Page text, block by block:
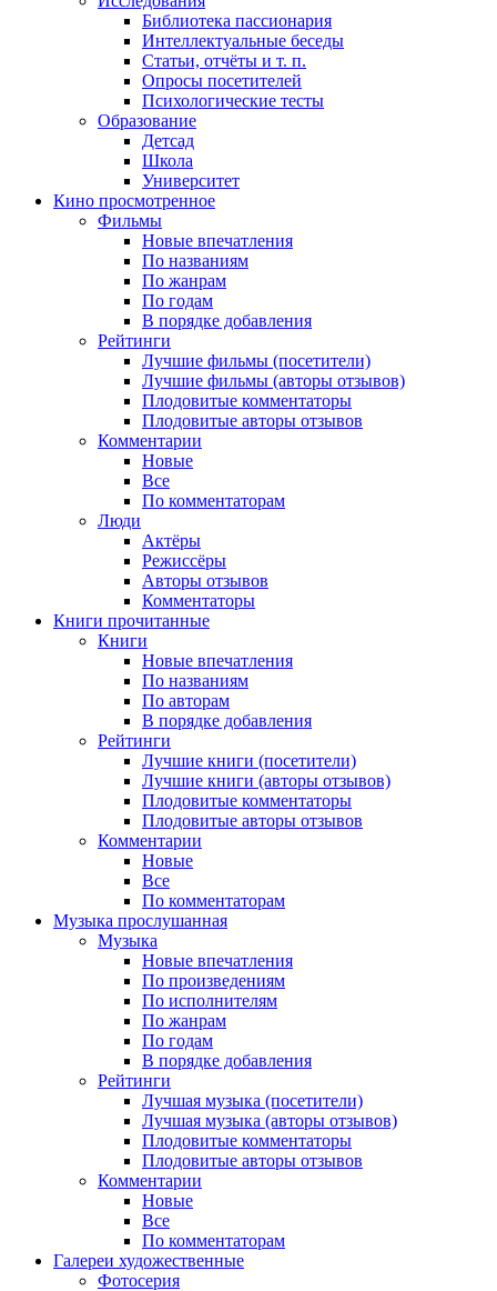
Библиотека пассионария
Интеллектуальные беседы
Статьи, отчёты и т. п.
Опросы посетителей
Психологические тесты
Образование
Детсад
Школа
Университет
Кино просмотренное
Фильмы
Новые впечатления
По названиям
По жанрам
По годам
В порядке добавления
Рейтинги
Лучшие фильмы (посетители)
Лучшие фильмы (авторы отзывов)
Плодовитые комментаторы
Плодовитые авторы отзывов
Комментарии
Новые
Все
По комментаторам
Люди
Актёры
Режиссёры
Авторы отзывов
Комментаторы
Книги прочитанные
Книги
Новые впечатления
По названиям
По авторам
В порядке добавления
Рейтинги
Лучшие книги (посетители)
Лучшие книги (авторы отзывов)
Плодовитые комментаторы
Плодовитые авторы отзывов
Комментарии
Новые
Все
По комментаторам
Музыка прослушанная
Музыка
Новые впечатления
По произведениям
По исполнителям
По жанрам
По годам
В порядке добавления
Рейтинги
Лучшая музыка (посетители)
Лучшая музыка (авторы отзывов)
Плодовитые комментаторы
Плодовитые авторы отзывов
Комментарии
Новые
Все
По комментаторам
Галереи художественные
Фотосерия